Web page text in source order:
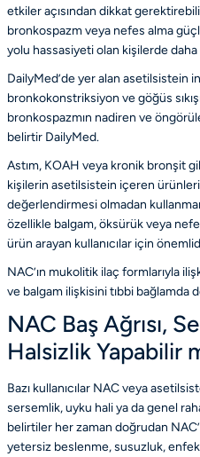
etkiler açısından dikkat gerektirebilir.
bronkospazm veya nefes alma
yolu hassasiyeti olan kişilerde
DailyMed’de yer alan asetilsistein
bronkokonstriksiyon ve göğüs
bronkospazmın nadiren ve
belirtir DailyMed.
Astım, KOAH veya kronik bronşit
kişilerin asetilsistein içeren
değerlendirmesi olmadan
özellikle balgam, öksürük veya
ürün arayan kullanıcılar için
NAC’ın mukolitik ilaç formlarıyla
ve balgam ilişkisini tıbbi bağlamda
NAC Baş Ağrısı,
Halsizlik Yapabilir
Bazı kullanıcılar NAC veya
sersemlik, uyku hali ya da genel
belirtiler her zaman doğrudan
yetersiz beslenme, susuzluk,